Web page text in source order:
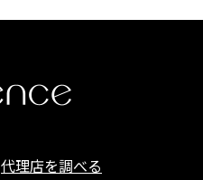
代理店を調べる